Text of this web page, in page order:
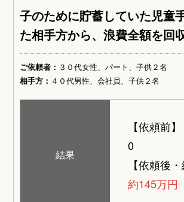
子のために貯蓄していた児童
た相手方から、浪費全額を回
ご依頼者： ３０代女性、パート、子供２名
相手方： ４０代男性、会社員、子供２名
結果
【依頼前】
0
【依頼後
約145万円